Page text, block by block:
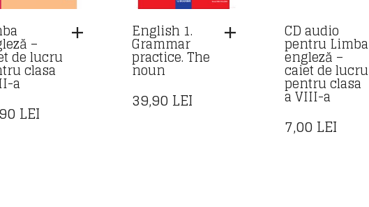
–
de lucru
clasa
a
LEI
English 1.
Grammar
practice. The
noun
39,90 LEI
CD audio
pentru Limba
engleză –
caiet de lucru
pentru clasa
a VIII-a
7,00 LEI